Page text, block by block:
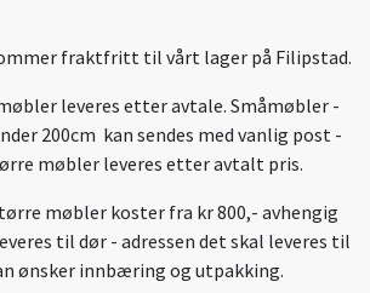
fraktfritt til vårt lager på Filipstad.
leveres etter avtale. Småmøbler -
200cm kan sendes med vanlig post -
møbler leveres etter avtalt pris.
møbler koster fra kr 800,- avhengig
til dør - adressen det skal leveres til
ønsker innbæring og utpakking.